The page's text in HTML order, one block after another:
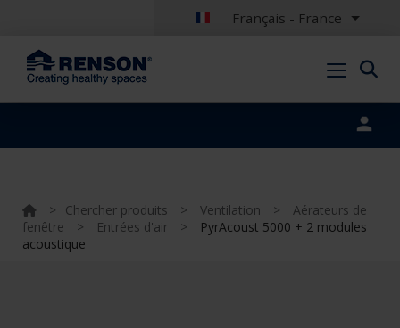
Français - France
> Chercher produits > Ventilation >
Aérateurs de
fenêtre
> Entrées d'air >
PyrAcoust 5000 + 2 modules
acoustique